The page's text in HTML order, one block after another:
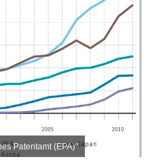
Patentamt (EPA)"